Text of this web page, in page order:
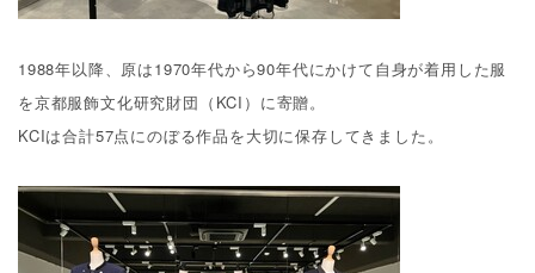
1988年以降、原は1970年代から90年代にかけて自身が着用した服
を京都服飾文化研究財団（ KCI ）に寄贈。
KCIは合計57点にのぼる作品を大切に保存してきました。